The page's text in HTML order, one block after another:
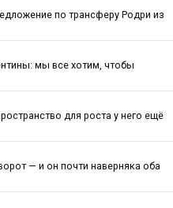
по трансферу Родри из
мы все хотим, чтобы
для роста у него ещё
— и он почти наверняка оба